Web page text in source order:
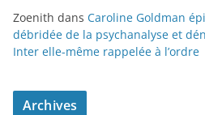
Zoenith dans Caroline Goldman
débridée de la psychanalyse et
Inter elle-même rappelée à l’ordre
Archives